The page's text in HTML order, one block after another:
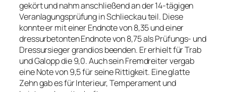
gekört und nahm anschließend an der 14-tägigen
Veranlagungsprüfung in Schlieckau teil. Diese
konnte er mit einer Endnote von 8,35 und einer
dressurbetonten Endnote von 8,75 als Prüfungs- und
Dressursieger grandios beenden. Er erhielt für Trab
und Galopp die 9,0. Auch sein Fremdreiter vergab
eine Note von 9,5 für seine Rittigkeit. Eine glatte
Zehn gab es für Interieur, Temperament und